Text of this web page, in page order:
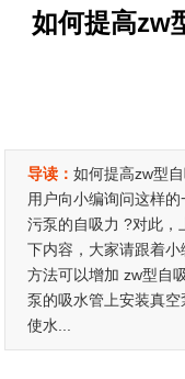
如何提高zw
导读：如何提高zw型
用户向小编询问这样
污泵的自吸力 ?对此，
下内容，大家请跟着
方法可以增加 zw型自
泵的吸水管上安装真空
使水...